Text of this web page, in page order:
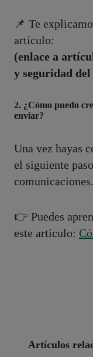
📌 Te
artículo:
(enlace a
y seguridad
2. ¿Cómo puedo
enviar?
Una vez hayas
el siguiente
comunicaciones.
👉 Puedes
este artículo:
Artículos